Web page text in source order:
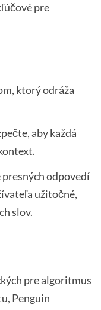
pre
ktorý odráža
aby každá
odpovedí
užitočné,
slov.
pre algoritmus
Penguin